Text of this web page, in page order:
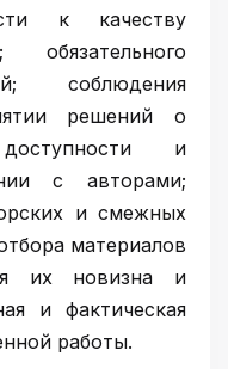
к качеству
обязательного
соблюдения
решений о
и
с авторами;
и смежных
материалов
их новизна и
и фактическая
работы.